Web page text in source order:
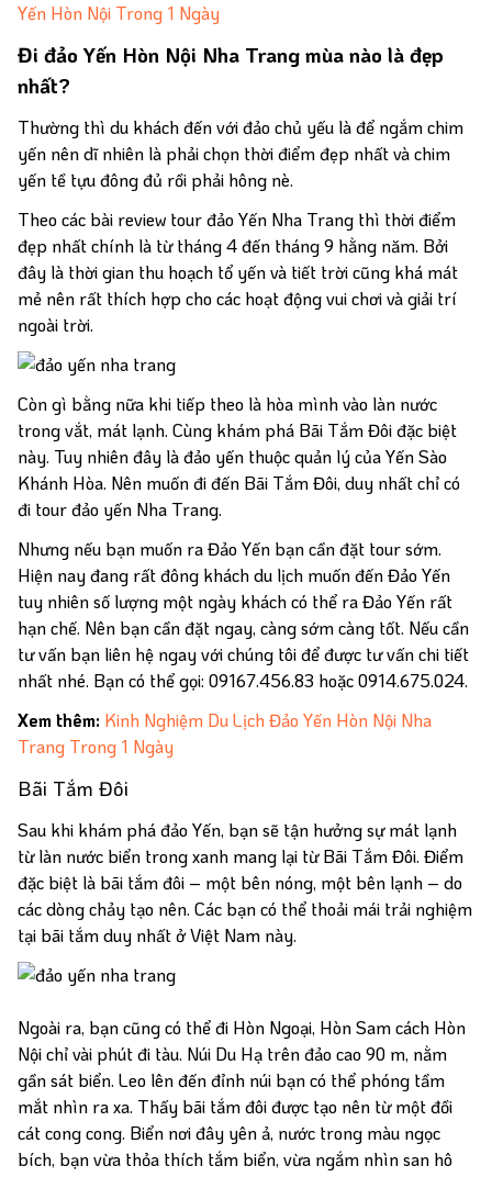
Yến Hòn Nội Trong 1 Ngày
Đi đảo Yến Hòn Nội Nha Trang mùa nào là đẹp
nhất?
Thường thì du khách đến với đảo chủ yếu là để ngắm chim
yến nên dĩ nhiên là phải chọn thời điểm đẹp nhất và chim
yến tề tựu đông đủ rồi phải hông nè.
Theo các bài review tour đảo Yến Nha Trang thì thời điểm
đẹp nhất chính là từ tháng 4 đến tháng 9 hằng năm. Bởi
đây là thời gian thu hoạch tổ yến và tiết trời cũng khá mát
mẻ nên rất thích hợp cho các hoạt động vui chơi và giải trí
ngoài trời.
Còn gì bằng nữa khi tiếp theo là hòa mình vào làn nước
trong vắt, mát lạnh. Cùng khám phá Bãi Tắm Đôi đặc biệt
này. Tuy nhiên đây là đảo yến thuộc quản lý của Yến Sào
Khánh Hòa. Nên muốn đi đến Bãi Tắm Đôi, duy nhất chỉ có
đi tour đảo yến Nha Trang.
Nhưng nếu bạn muốn ra Đảo Yến bạn cần đặt tour sớm.
Hiện nay đang rất đông khách du lịch muốn đến Đảo Yến
tuy nhiên số lượng một ngày khách có thể ra Đảo Yến rất
hạn chế. Nên bạn cần đặt ngay, càng sớm càng tốt. Nếu cần
tư vấn bạn liên hệ ngay với chúng tôi để được tư vấn chi tiết
nhất nhé. Bạn có thể gọi: 09167.456.83 hoặc 0914.675.024.
Xem thêm: Kinh Nghiệm Du Lịch Đảo Yến Hòn Nội Nha
Trang Trong 1 Ngày
Bãi Tắm Đôi
Sau khi khám phá đảo Yến, bạn sẽ tận hưởng sự mát lạnh
từ làn nước biển trong xanh mang lại từ Bãi Tắm Đôi. Điểm
đặc biệt là bãi tắm đôi – một bên nóng, một bên lạnh – do
các dòng chảy tạo nên. Các bạn có thể thoải mái trải nghiệm
tại bãi tắm duy nhất ở Việt Nam này.
Ngoài ra, bạn cũng có thể đi Hòn Ngoại, Hòn Sam cách Hòn
Nội chỉ vài phút đi tàu. Núi Du Hạ trên đảo cao 90 m, nằm
gần sát biển. Leo lên đến đỉnh núi bạn có thể phóng tầm
mắt nhìn ra xa. Thấy bãi tắm đôi được tạo nên từ một đồi
cát cong cong. Biển nơi đây yên ả, nước trong màu ngọc
bích, bạn vừa thỏa thích tắm biển, vừa ngắm nhìn san hô